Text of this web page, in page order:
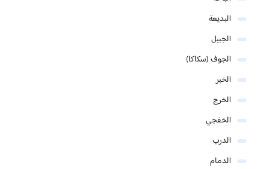
البديعة
الجبيل
الجوف (سكاكا)
الخبر
الخرج
الخفجي
الدرب
الدمام